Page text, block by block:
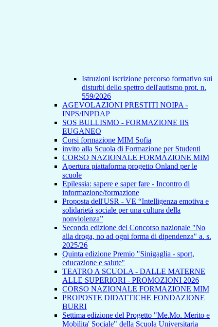
Istruzioni iscrizione percorso formativo sui
disturbi dello spettro dell'autismo prot. n.
559/2026
AGEVOLAZIONI PRESTITI NOIPA -
INPS/INPDAP
SOS BULLISMO - FORMAZIONE IIS
EUGANEO
Corsi formazione MIM Sofia
invito alla Scuola di Formazione per Studenti
CORSO NAZIONALE FORMAZIONE MIM
Apertura piattaforma progetto Onland per le
scuole
Epilessia: sapere e saper fare - Incontro di
informazione/formazione
Proposta dell'USR - VE “Intelligenza emotiva e
solidarietà sociale per una cultura della
nonviolenza”
Seconda edizione del Concorso nazionale "No
alla droga, no ad ogni forma di dipendenza" a. s.
2025/26
Quinta edizione Premio "Sinigaglia - sport,
educazione e salute"
TEATRO A SCUOLA - DALLE MATERNE
ALLE SUPERIORI - PROMOZIONI 2026
CORSO NAZIONALE FORMAZIONE MIM
PROPOSTE DIDATTICHE FONDAZIONE
BURRI
Settima edizione del Progetto "Me.Mo. Merito e
Mobilita' Sociale" della Scuola Universitaria